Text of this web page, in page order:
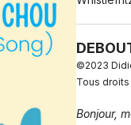
©2023
Tous
Bonjour,